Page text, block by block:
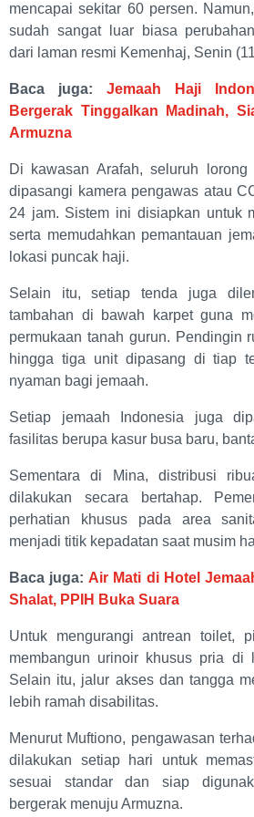
mencapai sekitar 60 persen.
sudah sangat luar biasa
dari laman resmi Kemenhaj, Senin
Baca juga: Jemaah Haji
Bergerak Tinggalkan Madinah,
Armuzna
Di kawasan Arafah, seluruh
dipasangi kamera pengawas atau
24 jam. Sistem ini disiapkan untuk
serta memudahkan pemantauan
lokasi puncak haji.
Selain itu, setiap tenda juga
tambahan di bawah karpet guna
permukaan tanah gurun. Pendingin
hingga tiga unit dipasang di tiap
nyaman bagi jemaah.
Setiap jemaah Indonesia juga
fasilitas berupa kasur busa baru,
Sementara di Mina, distribusi
dilakukan secara bertahap.
perhatian khusus pada area
menjadi titik kepadatan saat musim
Baca juga: Air Mati di Hotel
Shalat, PPIH Buka Suara
Untuk mengurangi antrean toilet,
membangun urinoir khusus pria di
Selain itu, jalur akses dan tangga
lebih ramah disabilitas.
Menurut Muftiono, pengawasan
dilakukan setiap hari untuk
sesuai standar dan siap
bergerak menuju Armuzna.